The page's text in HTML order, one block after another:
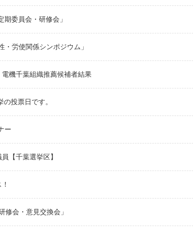
委員会・研修会」
労使関係シンポジウム」
機千葉組織推薦候補者結果
投票日です。
ー
【千葉選挙区】
修会・意見交換会」